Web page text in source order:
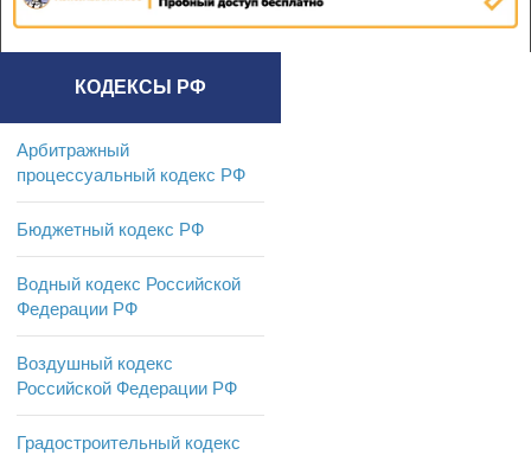
КОДЕКСЫ РФ
Арбитражный
процессуальный кодекс РФ
Бюджетный кодекс РФ
Водный кодекс Российской
Федерации РФ
Воздушный кодекс
Российской Федерации РФ
Градостроительный кодекс